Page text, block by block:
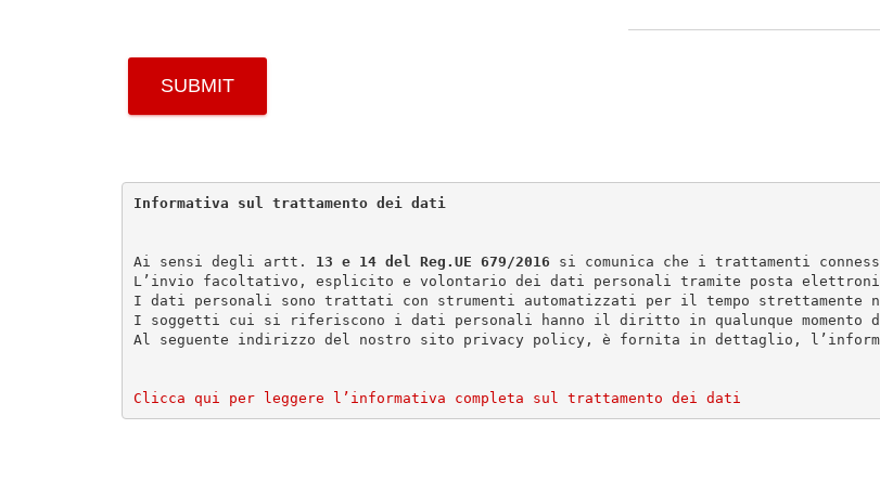
SUBMIT
Informativa sul trattamento dei dati
Ai sensi degli artt. 13 e 14 del Reg.UE 679/2016 si comunica che i trattamenti
L’invio facoltativo, esplicito e volontario dei dati personali tramite posta
I dati personali sono trattati con strumenti automatizzati per il tempo
I soggetti cui si riferiscono i dati personali hanno il diritto in qualunque
Al seguente indirizzo del nostro sito privacy policy, è fornita in dettaglio,
Clicca qui per leggere l’informativa completa sul trattamento dei dati